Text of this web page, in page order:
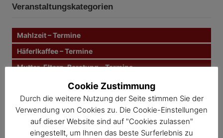
t
r
a
g
e
n
a
h
Veranstaltungskategorien
Mahlzeit – Termine
Häferlkaffee – Termine
Mutter-Eltern-Beratung – Termine
Müll & Bauhof – Termine
Gesunde Gemeinde – Termine
Kernland – Termine
Wosdawö – Termine
Cookie Zustimmung
Durch die weitere Nutzung der Seite stimmen Sie der
Verwendung von Cookies zu. Die Cookie-Einstellungen
auf dieser Website sind auf "Cookies zulassen"
eingestellt, um Ihnen das beste Surferlebnis zu